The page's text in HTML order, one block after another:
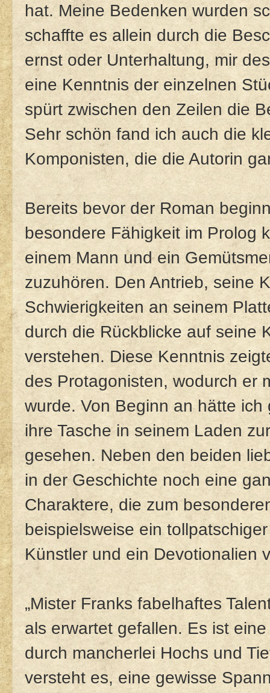
hat. Meine Bedenken wurden
schaffte es allein durch die
ernst oder Unterhaltung, mir
eine Kenntnis der einzelnen
spürt zwischen den Zeilen die
Sehr schön fand ich auch die
Komponisten, die die Autorin
Bereits bevor der Roman
besondere Fähigkeit im Prolog
einem Mann und ein
zuzuhören. Den Antrieb, seine
Schwierigkeiten an seinem
durch die Rückblicke auf seine
verstehen. Diese Kenntnis
des Protagonisten, wodurch er
wurde. Von Beginn an hätte
ihre Tasche in seinem Laden
gesehen. Neben den beiden
in der Geschichte noch eine
Charaktere, die zum
beispielsweise ein
Künstler und ein Devotionalien
„Mister Franks fabelhaftes
als erwartet gefallen. Es ist
durch mancherlei Hochs und
versteht es, eine gewisse